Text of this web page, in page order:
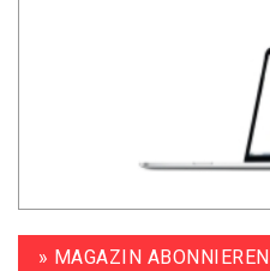
» MAGAZIN ABONNIEREN